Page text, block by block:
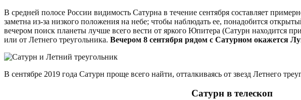
В средней полосе России видимость Сатурна в течение сентября составляет
заметна из-за низкого положения на небе; чтобы наблюдать ее, понадобится
вечером поиск планеты лучше всего вести от яркого Юпитера (Сатурн находится
или от Летнего треугольника. Вечером 8 сентября рядом с Сатурном окажется
В сентябре 2019 года Сатурн проще всего найти, отталкиваясь от звезд Летнего
Сатурн в телескоп